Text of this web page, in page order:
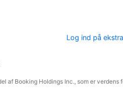
Log ind på
af Booking Holdings Inc., som er